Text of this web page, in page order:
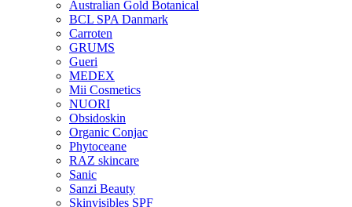
Australian Gold Botanical
BCL SPA Danmark
Carroten
GRUMS
Gueri
MEDEX
Mii Cosmetics
NUORI
Obsidoskin
Organic Conjac
Phytoceane
RAZ skincare
Sanic
Sanzi Beauty
Skinvisibles SPF